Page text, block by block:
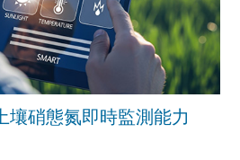
壤硝態氮即時監測能力